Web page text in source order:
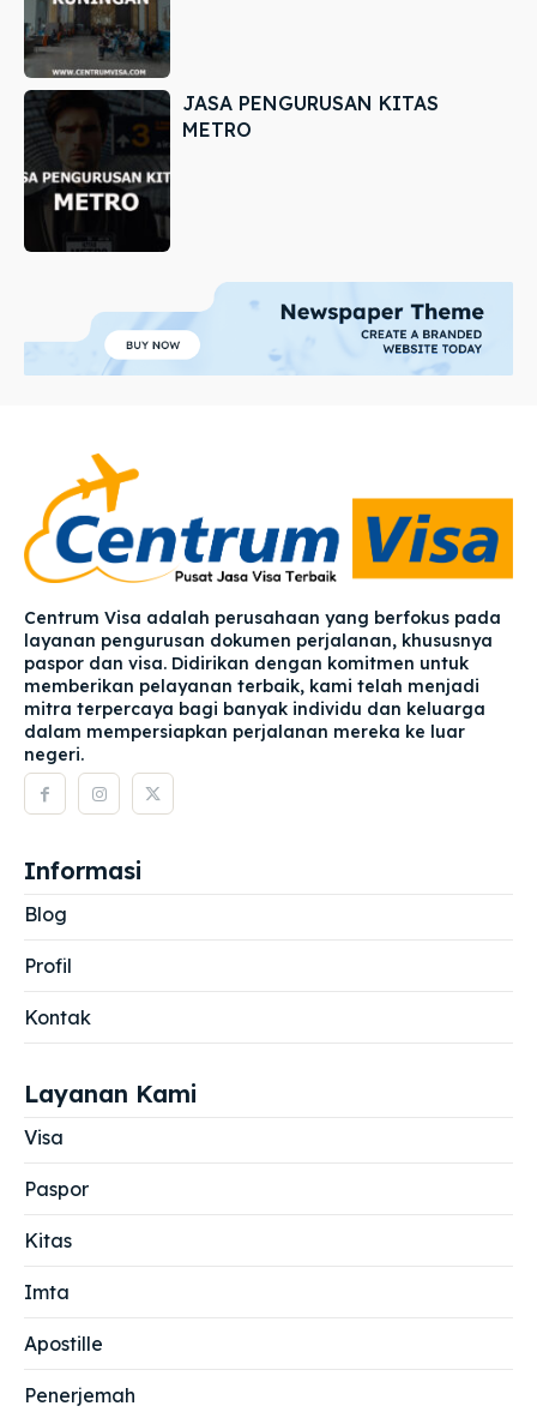
JASA PENGURUSAN KITAS
METRO
Centrum Visa adalah perusahaan yang berfokus pada
layanan pengurusan dokumen perjalanan, khususnya
paspor dan visa. Didirikan dengan komitmen untuk
memberikan pelayanan terbaik, kami telah menjadi
mitra terpercaya bagi banyak individu dan keluarga
dalam mempersiapkan perjalanan mereka ke luar
negeri.
Informasi
Blog
Profil
Kontak
Layanan Kami
Visa
Paspor
Kitas
Imta
Apostille
Penerjemah